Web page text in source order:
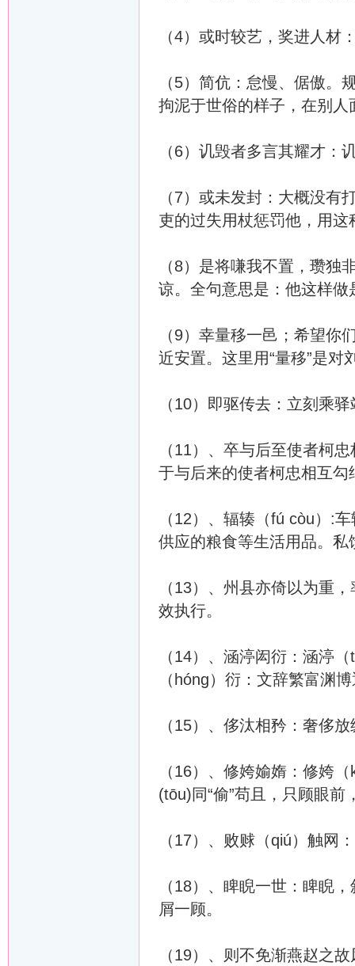
（4）或时较艺，奖进人材
（5）简伉：怠慢、倨傲。
拘泥于世俗的样子，在别人
（6）讥毁者多言其耀才：
（7）或未发封：大概没有
吏的过失用杖惩罚他，用
（8）是将嗛我不置，瓒独
谅。全句意思是：他这样
（9）幸量移一邑；希望你
近安置。这里用“量移”是对
（10）即驱传去：立刻乘
（11）、卒与后至使者柯
于与后来的使者柯忠相互勾
（12）、辐辏（fú còu）:
供应的粮食等生活用品。
（13）、州县亦倚以为重
效执行。
（14）、涵渟闳衍：涵渟
（hóng）衍：文辞繁富渊
（15）、侈汰相矜：奢侈
（16）、修姱媮媠：修姱
(tōu)同“偷”苟且，只顾眼前
（17）、败赇（qiú）触网
（18）、睥睨一世：睥睨
屑一顾。
（19）、则不免渐燕赵之